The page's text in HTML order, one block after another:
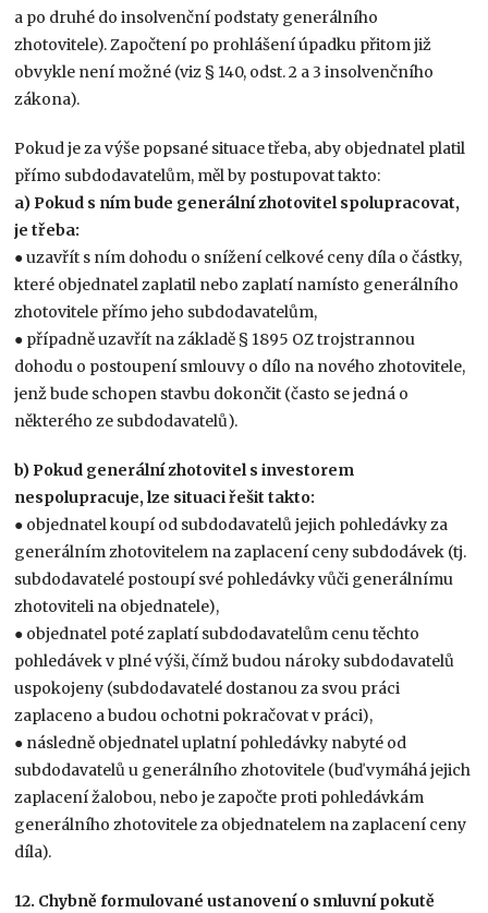
a po druhé do insolvenční podstaty generálního
zhotovitele). Započtení po prohlášení úpadku přitom již
obvykle není možné (viz § 140, odst. 2 a 3 insolvenčního
zákona).
Pokud je za výše popsané situace třeba, aby objednatel platil
přímo subdodavatelům, měl by postupovat takto:
a) Pokud s ním bude generální zhotovitel spolupracovat,
je třeba:
● uzavřít s ním dohodu o snížení celkové ceny díla o částky,
které objednatel zaplatil nebo zaplatí namísto generálního
zhotovitele přímo jeho subdodavatelům,
● případně uzavřít na základě § 1895 OZ trojstrannou
dohodu o postoupení smlouvy o dílo na nového zhotovitele,
jenž bude schopen stavbu dokončit (často se jedná o
některého ze subdodavatelů).
b) Pokud generální zhotovitel s investorem
nespolupracuje, lze situaci řešit takto:
● objednatel koupí od subdodavatelů jejich pohledávky za
generálním zhotovitelem na zaplacení ceny subdodávek (tj.
subdodavatelé postoupí své pohledávky vůči generálnímu
zhotoviteli na objednatele),
● objednatel poté zaplatí subdodavatelům cenu těchto
pohledávek v plné výši, čímž budou nároky subdodavatelů
uspokojeny (subdodavatelé dostanou za svou práci
zaplaceno a budou ochotni pokračovat v práci),
● následně objednatel uplatní pohledávky nabyté od
subdodavatelů u generálního zhotovitele (buď vymáhá jejich
zaplacení žalobou, nebo je započte proti pohledávkám
generálního zhotovitele za objednatelem na zaplacení ceny
díla).
12. Chybně formulované ustanovení o smluvní pokutě